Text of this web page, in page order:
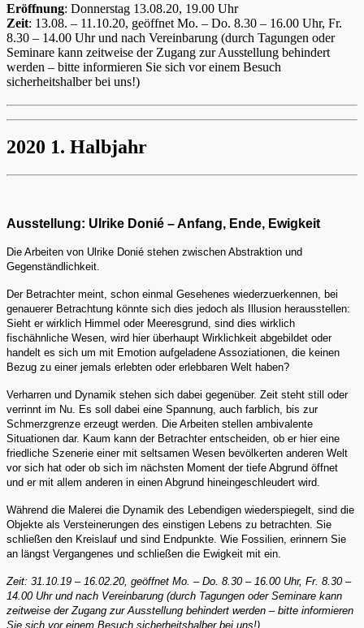
Eröffnung: Donnerstag 13.08.20, 19.00 Uhr
Zeit: 13.08. – 11.10.20, geöffnet Mo. – Do. 8.30 – 16.00 Uhr, Fr.
8.30 – 14.00 Uhr und nach Vereinbarung (durch Tagungen oder
Seminare kann zeitweise der Zugang zur Ausstellung behindert
werden – bitte informieren Sie sich vor einem Besuch
sicherheitshalber bei uns!)
2020 1. Halbjahr
Ausstellung: Ulrike Donié – Anfang, Ende, Ewigkeit
Die Arbeiten von Ulrike Donié stehen zwischen Abstraktion und
Gegenständlichkeit.
Der Betrachter meint, schon einmal Gesehenes wiederzuerkennen, bei
genauerer Betrachtung könnte sich dies jedoch als Illusion herausstellen:
Sieht er wirklich Himmel oder Meeresgrund, sind dies wirklich
fischähnliche Wesen, wird hier überhaupt Wirklichkeit abgebildet oder
handelt es sich um mit Emotion aufgeladene Assoziationen, die keinen
Bezug zu einer jemals erlebten oder erlebbaren Welt haben?
Verharren und Dynamik stehen sich dabei gegenüber. Zeit steht still oder
verrinnt im Nu. Es soll dabei eine Spannung, auch farblich, bis zur
Schmerzgrenze erzeugt werden. Die Arbeiten stellen ambivalente
Situationen dar. Kaum kann der Betrachter entscheiden, ob er hier eine
friedliche Szenerie einer mit seltsamen Wesen bevölkerten anderen Welt
vor sich hat oder ob sich im nächsten Moment der tiefe Abgrund öffnet
und er mit allem anderen in einen Abgrund hineingeschleudert wird.
Während die Malerei die Dynamik des Lebendigen wiederspiegelt, sind die
Objekte als Versteinerungen des einstigen Lebens zu betrachten. Sie
schließen den Kreislauf und sind Endpunkte. Wie Fossilien, erinnern Sie
an längst Vergangenes und schließen die Ewigkeit mit ein.
Zeit: 31.10.19 – 16.02.20, geöffnet Mo. – Do. 8.30 – 16.00 Uhr, Fr. 8.30 –
14.00 Uhr und nach Vereinbarung (durch Tagungen oder Seminare kann
zeitweise der Zugang zur Ausstellung behindert werden – bitte informieren
Sie sich vor einem Besuch sicherheitshalber bei uns!)